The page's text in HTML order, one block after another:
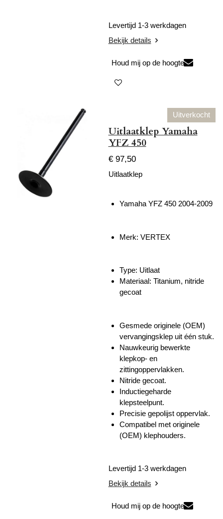
Levertijd 1-3 werkdagen
Bekijk details
Houd mij op de hoogte
Uitverkocht
Uitlaatklep Yamaha
YFZ 450
€ 97,50
Uitlaatklep
Yamaha YFZ 450 2004-2009
Merk: VERTEX
Type: Uitlaat
Materiaal: Titanium, nitride
gecoat
Gesmede originele (OEM)
vervangingsklep uit één stuk.
Nauwkeurig bewerkte
klepkop- en
zittingoppervlakken.
Nitride gecoat.
Inductiegeharde
klepsteelpunt.
Precisie gepolijst oppervlak.
Compatibel met originele
(OEM) klephouders.
Levertijd 1-3 werkdagen
Bekijk details
Houd mij op de hoogte